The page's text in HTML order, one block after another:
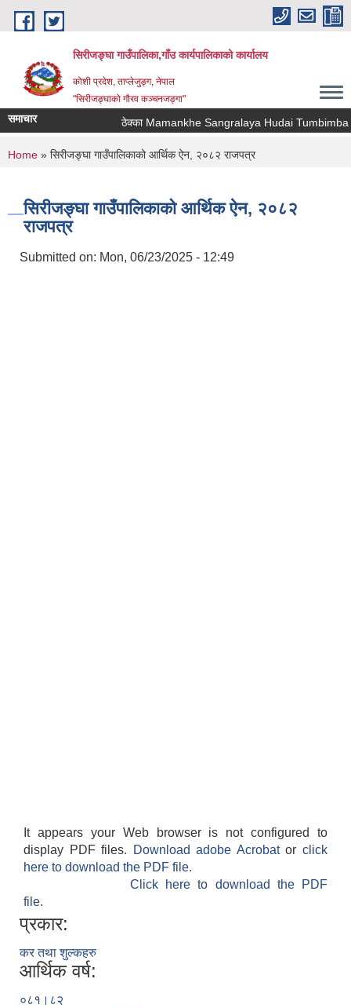
Skip to main content
सिरीजङ्घा गाउँपालिका,गाँउ कार्यपालिकाको कार्यालय
कोशी प्रदेश, ताप्लेजुङ्ग, नेपाल
"सिरीजङ्घाको गौरव कञ्चनजङ्गा"
समाचार ठेक्का Mamankhe Sangralaya Hudai Tumbimba
You are here
Home » सिरीजङ्घा गाउँपालिकाको आर्थिक ऐन, २०८२ राजपत्र
सिरीजङ्घा गाउँपालिकाको आर्थिक ऐन, २०८२
राजपत्र
Submitted on: Mon, 06/23/2025 - 12:49
It appears your Web browser is not configured to
display PDF files.
Download adobe Acrobatorclick
here to download the PDF file.
Click here to download the PDF
file.
प्रकार:
कर तथा शुल्कहरु
आर्थिक वर्ष:
०८१।८२